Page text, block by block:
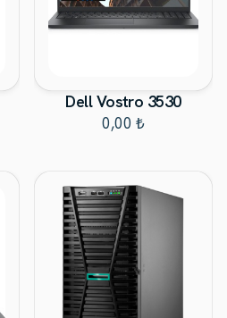
Dell Vostro 3530
0,00 ₺